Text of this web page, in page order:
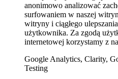
anonimowo analizować
surfowaniem w naszej
witryny i ciągłego
użytkownika. Za zgodą
internetowej korzystamy z
Google Analytics, Clarity,
Testing